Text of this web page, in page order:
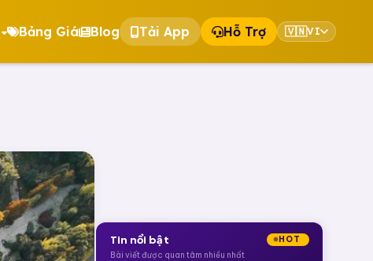
Bảng Giá Blog Tải App Hỗ Trợ 🇻🇳VI
Tin nổi bật
HOT
Bài viết được quan tâm nhiều nhất